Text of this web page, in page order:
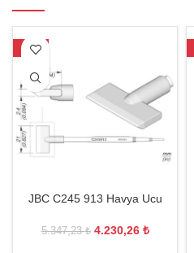
-21%
JBC C245 913 Havya Ucu
5.347,23₺ 4.230,26 ₺